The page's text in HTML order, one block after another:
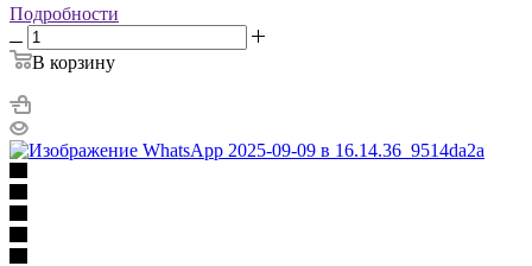
Подробности
В корзину